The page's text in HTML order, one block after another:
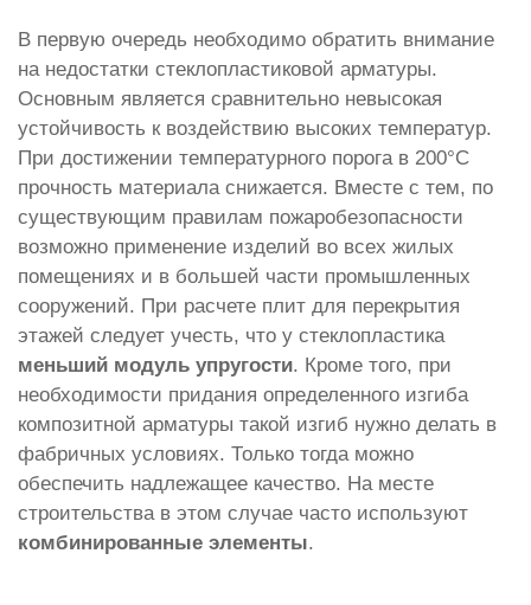
В первую очередь необходимо обратить внимание
на недостатки стеклопластиковой арматуры.
Основным является сравнительно невысокая
устойчивость к воздействию высоких температур.
При достижении температурного порога в 200°С
прочность материала снижается. Вместе с тем, по
существующим правилам пожаробезопасности
возможно применение изделий во всех жилых
помещениях и в большей части промышленных
сооружений. При расчете плит для перекрытия
этажей следует учесть, что у стеклопластика
меньший модуль упругости. Кроме того, при
необходимости придания определенного изгиба
композитной арматуры такой изгиб нужно делать в
фабричных условиях. Только тогда можно
обеспечить надлежащее качество. На месте
строительства в этом случае часто используют
комбинированные элементы.